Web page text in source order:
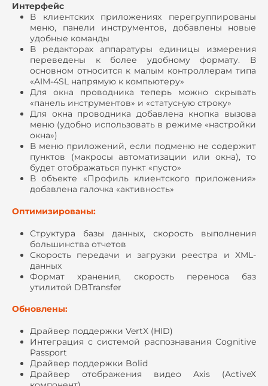
Интерфейс
В клиентских приложениях перегруппированы
меню, панели инструментов, добавлены новые
удобные команды
В редакторах аппаратуры единицы измерения
переведены к более удобному формату. В
основном относится к малым контроллерам типа
«AIM-4SL напрямую к компьютеру»
Для окна проводника теперь можно скрывать
«панель инструментов» и «статусную строку»
Для окна проводника добавлена кнопка вызова
меню (удобно использовать в режиме «настройки
окна»)
В меню приложений, если подменю не содержит
пунктов (макросы автоматизации или окна), то
будет отображаться пункт «пусто»
В объекте «Профиль клиентского приложения»
добавлена галочка «активность»
Оптимизированы:
Структура базы данных, скорость выполнения
большинства отчетов
Скорость передачи и загрузки реестра и XML-
данных
Формат хранения, скорость переноса баз
утилитой DBTransfer
Обновлены:
Драйвер поддержки VertX (HID)
Интеграция с системой распознавания Cognitive
Passport
Драйвер поддержки Bolid
Драйвер отображения видео Axis (ActiveX